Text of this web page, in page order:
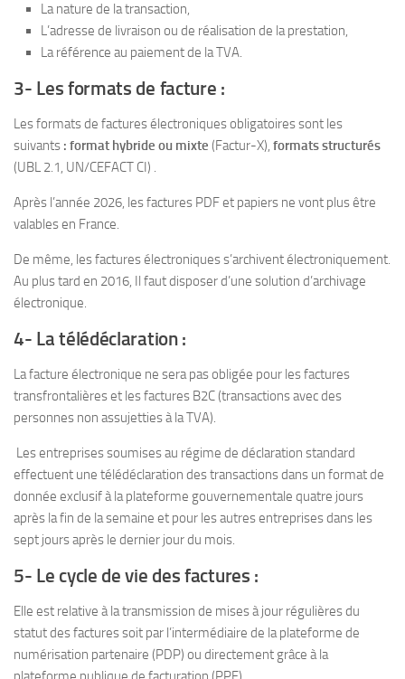
La nature de la transaction,
L’adresse de livraison ou de réalisation de la prestation,
La référence au paiement de la TVA.
3- Les formats de facture :
Les formats de factures électroniques obligatoires sont les
suivants : format hybride ou mixte (Factur-X), formats structurés
(UBL 2.1, UN/CEFACT CI) .
Après l’année 2026, les factures PDF et papiers ne vont plus être
valables en France.
De même, les factures électroniques s’archivent électroniquement.
Au plus tard en 2016, Il faut disposer d’une solution d’archivage
électronique.
4- La télédéclaration :
La facture électronique ne sera pas obligée pour les factures
transfrontalières et les factures B2C (transactions avec des
personnes non assujetties à la TVA).
Les entreprises soumises au régime de déclaration standard
effectuent une télédéclaration des transactions dans un format de
donnée exclusif à la plateforme gouvernementale quatre jours
après la fin de la semaine et pour les autres entreprises dans les
sept jours après le dernier jour du mois.
5- Le cycle de vie des factures :
Elle est relative à la transmission de mises à jour régulières du
statut des factures soit par l’intermédiaire de la plateforme de
numérisation partenaire (PDP) ou directement grâce à la